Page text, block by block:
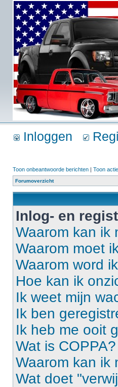
Inloggen
Toon onbeantwoorde berichten | Toon
Forumoverzicht
Inlog- en
Waarom kan ik
Waarom moet
Waarom word
Hoe kan ik
Ik weet mijn
Ik ben
Ik heb me ooit
Wat is COPPA?
Waarom kan ik
Wat doet